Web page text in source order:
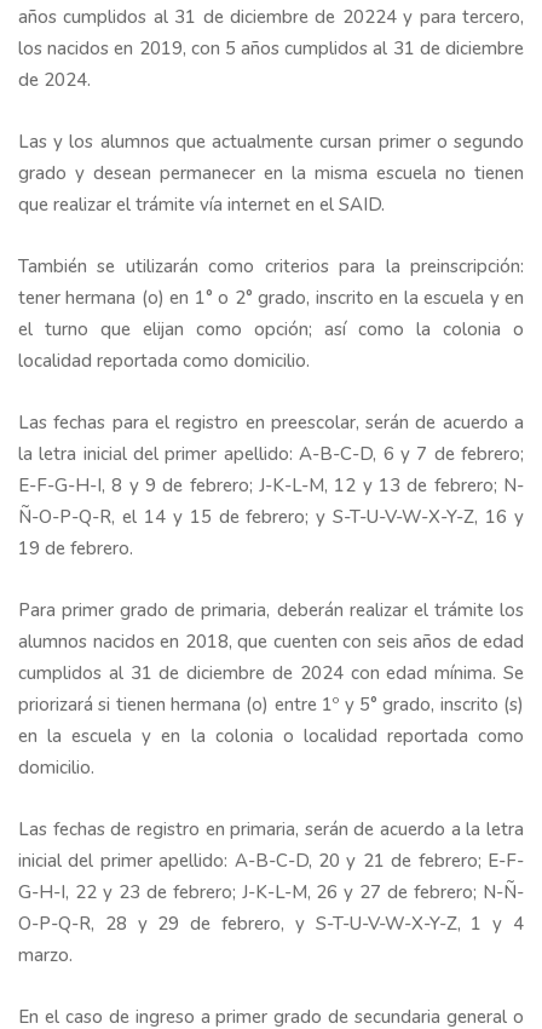
años cumplidos al 31 de diciembre de 20224 y para tercero,
los nacidos en 2019, con 5 años cumplidos al 31 de diciembre
de 2024.
Las y los alumnos que actualmente cursan primer o segundo
grado y desean permanecer en la misma escuela no tienen
que realizar el trámite vía internet en el SAID.
También se utilizarán como criterios para la preinscripción:
tener hermana (o) en 1° o 2° grado, inscrito en la escuela y en
el turno que elijan como opción; así como la colonia o
localidad reportada como domicilio.
Las fechas para el registro en preescolar, serán de acuerdo a
la letra inicial del primer apellido: A-B-C-D, 6 y 7 de febrero;
E-F-G-H-I, 8 y 9 de febrero; J-K-L-M, 12 y 13 de febrero; N-
Ñ-O-P-Q-R, el 14 y 15 de febrero; y S-T-U-V-W-X-Y-Z, 16 y
19 de febrero.
Para primer grado de primaria, deberán realizar el trámite los
alumnos nacidos en 2018, que cuenten con seis años de edad
cumplidos al 31 de diciembre de 2024 con edad mínima. Se
priorizará si tienen hermana (o) entre 1º y 5° grado, inscrito (s)
en la escuela y en la colonia o localidad reportada como
domicilio.
Las fechas de registro en primaria, serán de acuerdo a la letra
inicial del primer apellido: A-B-C-D, 20 y 21 de febrero; E-F-
G-H-I, 22 y 23 de febrero; J-K-L-M, 26 y 27 de febrero; N-Ñ-
O-P-Q-R, 28 y 29 de febrero, y S-T-U-V-W-X-Y-Z, 1 y 4
marzo.
En el caso de ingreso a primer grado de secundaria general o